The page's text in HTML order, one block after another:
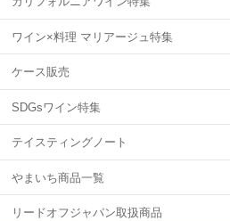
ワイン×料理 マリアージュ特集
ケース販売
SDGsワイン特集
テイスティングノート
やまいち商品一覧
リードオフジャパン取扱商品